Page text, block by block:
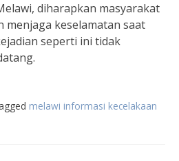
diharapkan masyarakat
menjaga keselamatan saat
seperti ini tidak
melawi informasi kecelakaan